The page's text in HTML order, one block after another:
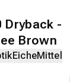
Dryback -
Brown
EicheMittel